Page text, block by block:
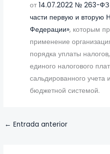
от14.07.2022 № 263-ФЗ
части первую и вторую
Федерации», которым
применение
порядка уплаты
единого налогового
сальдированного учета
бюджетной системой.
← Entrada anterior